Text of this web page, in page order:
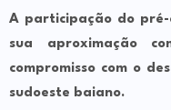
A participação do
sua aproximação
compromisso com o
sudoeste baiano.